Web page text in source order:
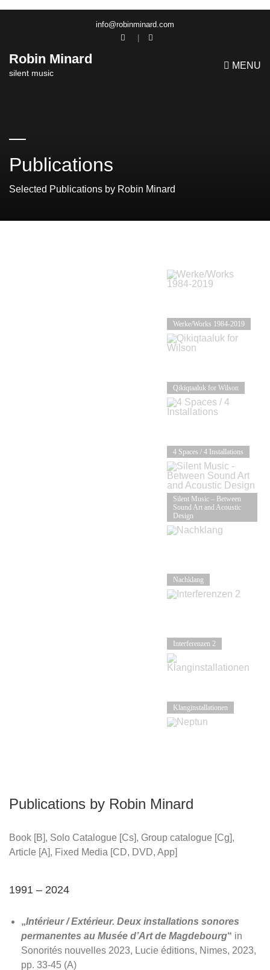
info@robinminard.com
Robin Minard
silent music
MENU
Publications
Selected Publications by Robin Minard
Werke/Works 1984-2019
Qikiqtaaluk for Wilson
4 Spaces / 4 Installations
Silent Music – Between
Sound Art and Acoustic
Design
Nachklang
Interferenzen 2
Klanginstallationen
Klangwelten
Publications by Robin Minard
Book [B], Solo Catalogue [Cs], Group catalogue [Cg],
Article [A], Fixed Media [CD, DVD, App]
1991 – 2024
„Intérieur / Extérieur. Deux installations sonores
permanentes au Musée d’Art de Magdebourg“ in
Sonorités nouvelles 2023, Lucie éditions, Nimes, 2023,
pp. 33-45 (A)